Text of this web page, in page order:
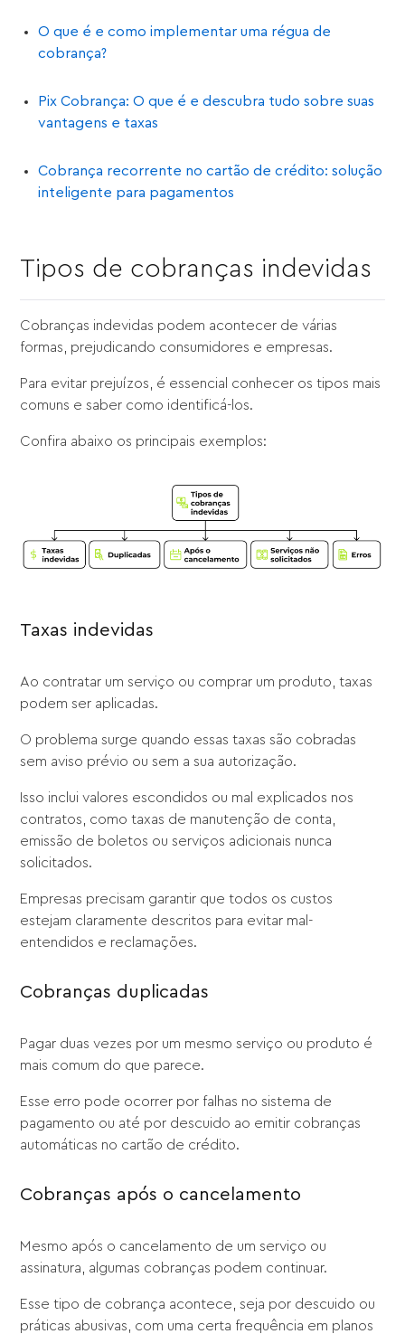
O que é e como implementar uma régua de
cobrança?
Pix Cobrança: O que é e descubra tudo sobre suas
vantagens e taxas
Cobrança recorrente no cartão de crédito: solução
inteligente para pagamentos
Tipos de cobranças indevidas
Cobranças indevidas podem acontecer de várias
formas, prejudicando consumidores e empresas.
Para evitar prejuízos, é essencial conhecer os tipos mais
comuns e saber como identificá-los.
Confira abaixo os principais exemplos:
Taxas indevidas
Ao contratar um serviço ou comprar um produto, taxas
podem ser aplicadas.
O problema surge quando essas taxas são cobradas
sem aviso prévio ou sem a sua autorização.
Isso inclui valores escondidos ou mal explicados nos
contratos, como taxas de manutenção de conta,
emissão de boletos ou serviços adicionais nunca
solicitados.
Empresas precisam garantir que todos os custos
estejam claramente descritos para evitar mal-
entendidos e reclamações.
Cobranças duplicadas
Pagar duas vezes por um mesmo serviço ou produto é
mais comum do que parece.
Esse erro pode ocorrer por falhas no sistema de
pagamento ou até por descuido ao emitir cobranças
automáticas no cartão de crédito.
Cobranças após o cancelamento
Mesmo após o cancelamento de um serviço ou
assinatura, algumas cobranças podem continuar.
Esse tipo de cobrança acontece, seja por descuido ou
práticas abusivas, com uma certa frequência em planos